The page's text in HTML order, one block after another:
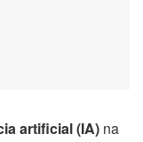
artificial (IA) na